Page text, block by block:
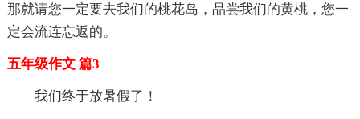
那就请您一定要去我们的桃花岛，品尝我们的黄桃，您一
定会流连忘返的。
五年级作文 篇3
我们终于放暑假了！